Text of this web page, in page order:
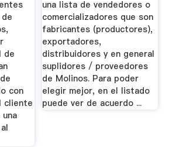
de
con
cliente
una lista de vendedores o
comercializadores que son
fabricantes (productores),
exportadores,
distribuidores y en general
suplidores / proveedores
de Molinos. Para poder
elegir mejor, en el listado
puede ver de acuerdo ...